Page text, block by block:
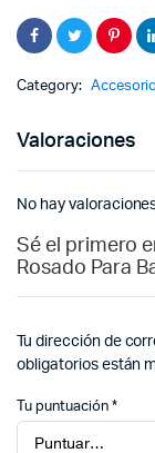
Category:
Valoraciones
No hay
Sé el primero
Rosado Para
Tu dirección de
obligatorios están
Tu puntuación *